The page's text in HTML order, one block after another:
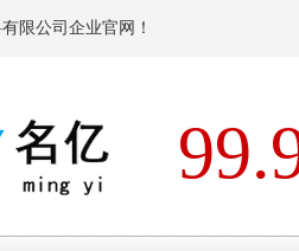
限公司企业官网！